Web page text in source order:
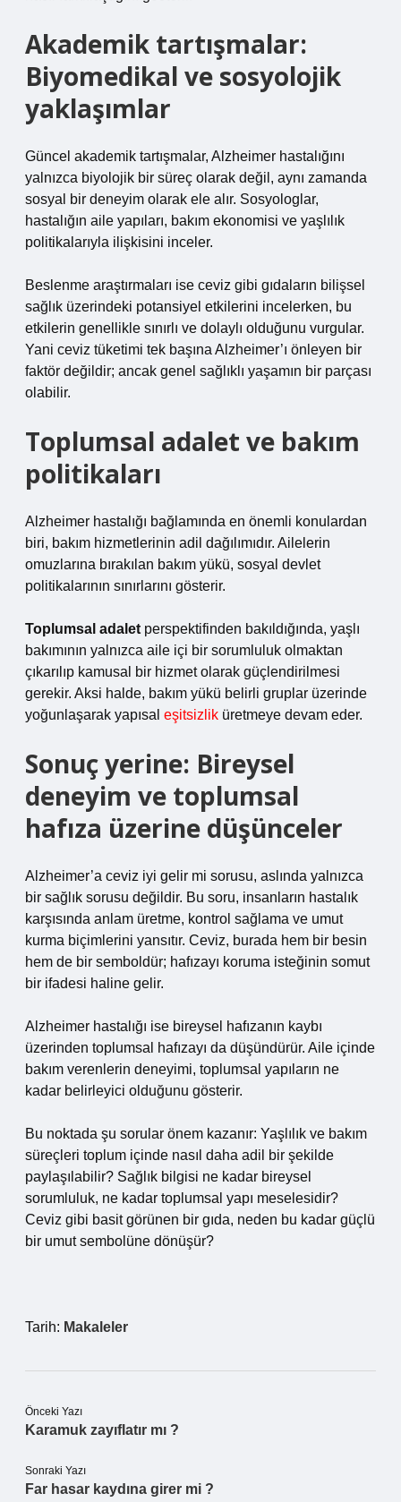
Akademik tartışmalar:
Biyomedikal ve sosyolojik
yaklaşımlar
Güncel akademik tartışmalar, Alzheimer hastalığını
yalnızca biyolojik bir süreç olarak değil, aynı zamanda
sosyal bir deneyim olarak ele alır. Sosyologlar,
hastalığın aile yapıları, bakım ekonomisi ve yaşlılık
politikalarıyla ilişkisini inceler.
Beslenme araştırmaları ise ceviz gibi gıdaların bilişsel
sağlık üzerindeki potansiyel etkilerini incelerken, bu
etkilerin genellikle sınırlı ve dolaylı olduğunu vurgular.
Yani ceviz tüketimi tek başına Alzheimer’ı önleyen bir
faktör değildir; ancak genel sağlıklı yaşamın bir parçası
olabilir.
Toplumsal adalet ve bakım
politikaları
Alzheimer hastalığı bağlamında en önemli konulardan
biri, bakım hizmetlerinin adil dağılımıdır. Ailelerin
omuzlarına bırakılan bakım yükü, sosyal devlet
politikalarının sınırlarını gösterir.
Toplumsal adalet perspektifinden bakıldığında, yaşlı
bakımının yalnızca aile içi bir sorumluluk olmaktan
çıkarılıp kamusal bir hizmet olarak güçlendirilmesi
gerekir. Aksi halde, bakım yükü belirli gruplar üzerinde
yoğunlaşarak yapısal eşitsizlik üretmeye devam eder.
Sonuç yerine: Bireysel
deneyim ve toplumsal
hafıza üzerine düşünceler
Alzheimer’a ceviz iyi gelir mi sorusu, aslında yalnızca
bir sağlık sorusu değildir. Bu soru, insanların hastalık
karşısında anlam üretme, kontrol sağlama ve umut
kurma biçimlerini yansıtır. Ceviz, burada hem bir besin
hem de bir semboldür; hafızayı koruma isteğinin somut
bir ifadesi haline gelir.
Alzheimer hastalığı ise bireysel hafızanın kaybı
üzerinden toplumsal hafızayı da düşündürür. Aile içinde
bakım verenlerin deneyimi, toplumsal yapıların ne
kadar belirleyici olduğunu gösterir.
Bu noktada şu sorular önem kazanır: Yaşlılık ve bakım
süreçleri toplum içinde nasıl daha adil bir şekilde
paylaşılabilir? Sağlık bilgisi ne kadar bireysel
sorumluluk, ne kadar toplumsal yapı meselesidir?
Ceviz gibi basit görünen bir gıda, neden bu kadar güçlü
bir umut sembolüne dönüşür?
Tarih: Makaleler
Önceki Yazı
Karamuk zayıflatır mı ?
Sonraki Yazı
Far hasar kaydına girer mi ?